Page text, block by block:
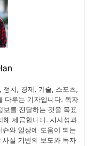
치, 경제, 기술, 스포츠,
다루는 기자입니다. 독자
를 전달하는 것을 목표
해 제공합니다. 시사성과
와 일상에 도움이 되는
실 기반의 보도와 독자